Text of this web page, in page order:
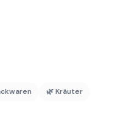
🌿 Kräuter